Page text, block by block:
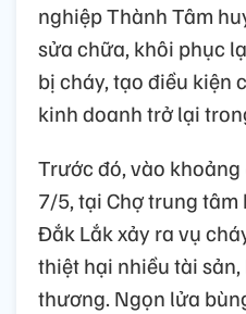
nghiệp Thành Tâm
sửa chữa, khôi phục
bị cháy, tạo điều kiện
kinh doanh trở lại
Trước đó, vào
7/5, tại Chợ trung tâm
Đắk Lắk xảy ra vụ
thiệt hại nhiều tài
thương. Ngọn lửa